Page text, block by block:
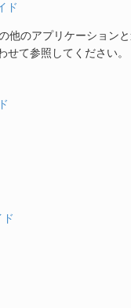
ド
他のアプリケーション
て参照してください。